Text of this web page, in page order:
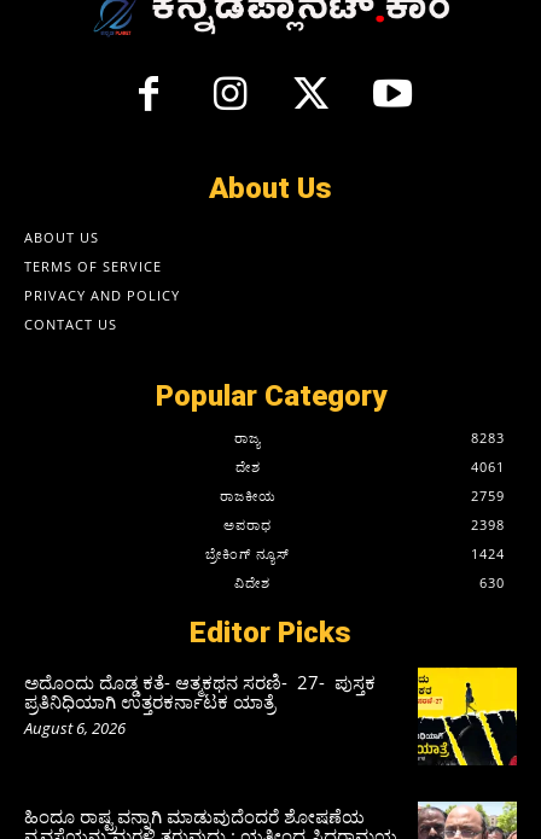
About Us
ABOUT US
TERMS OF SERVICE
PRIVACY AND POLICY
CONTACT US
Popular Category
ರಾಜ್ಯ
8283
ದೇಶ
4061
ರಾಜಕೀಯ
2759
ಅಪರಾಧ
2398
ಬ್ರೇಕಿಂಗ್ ನ್ಯೂಸ್
1424
ವಿದೇಶ
630
Editor Picks
ಅದೊಂದು ದೊಡ್ಡ ಕತೆ- ಆತ್ಮಕಥನ ಸರಣಿ- 27- ಪುಸ್ತಕ
ಪ್ರತಿನಿಧಿಯಾಗಿ ಉತ್ತರಕರ್ನಾಟಕ ಯಾತ್ರೆ
August 6, 2026
ಹಿಂದೂ ರಾಷ್ಟ್ರವನ್ನಾಗಿ ಮಾಡುವುದೆಂದರೆ ಶೋಷಣೆಯ